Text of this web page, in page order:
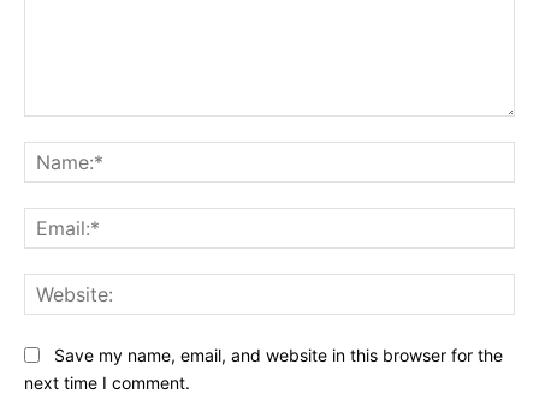
Save my name, email, and website in this browser for the
next time I comment.